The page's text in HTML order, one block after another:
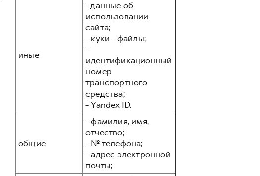
иные
- данные об
использовании
сайта;
- куки - файлы;
-
идентификационный
номер
транспортного
средства;
- Yandex ID.
общие
- фамилия, имя,
отчество;
- № телефона;
- адрес электронной
почты;